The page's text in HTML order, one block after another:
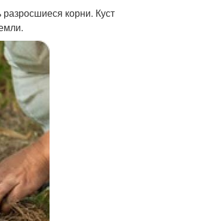
корни. Куст